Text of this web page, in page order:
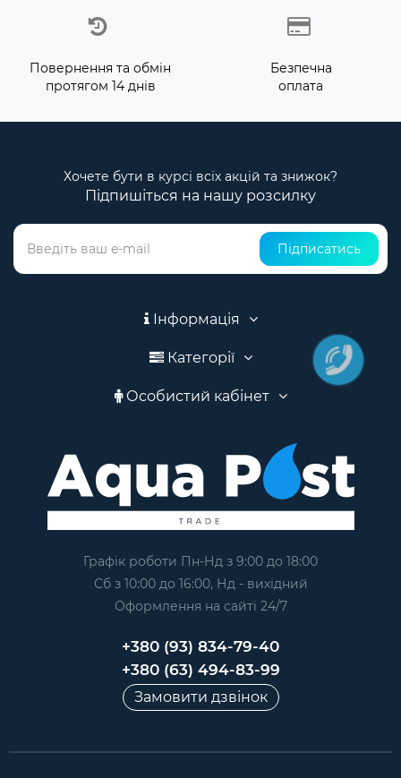
Повернення та обмін
протягом 14 днів
Безпечна
оплата
Хочете бути в курсі всіх акцій та знижок?
Підпишіться на нашу розсилку
Підписатись
Інформація
Категорії
Особистий кабінет
Графік роботи Пн-Нд з 9:00 до 18:00
Сб з 10:00 до 16:00, Нд - вихідний
Оформлення на сайтi 24/7
+380 (93) 834-79-40
+380 (63) 494-83-99
Замовити дзвінок